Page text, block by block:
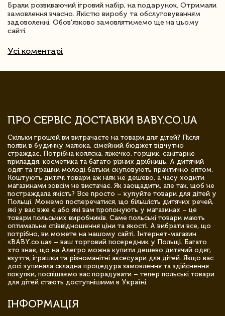
Брали розвиваючий ігровий набір, на подарунок. Отримали
замовлення вчасно. Якістю виробу та обслуговуванням
задоволенні. Обов'язково замовлятимемо ще на цьому
сайті.
Усі коментарі
ПРО СЕРВІС ДОСТАВКИ BABY.CO.UA
Скільки грошей ви витрачаєте на товари для дітей? Після
появи в будинку малюка, сімейний бюджет відчутно
страждає. Потрібна коляска, ліжечко, горщик, санітарне
приладдя, косметика та багато різних дрібниць. А дитячий
одяг та іграшки молоді батьки скуповують практично оптом.
Коштують дитячі товари аж ніяк не дешево, а часу ходити
магазинами зовсім не вистачає. Як заощадити, але так, щоб не
постраждала якість? Все просто – купуйте товари для дітей у
Польщі. Можемо посперечатися, що більшість дитячих речей,
які у вас вже є або які вам пропонують у магазинах – це
товари польських виробників. Саме польські товари мають
оптимальне співвідношення ціни та якості. А вибрати все, що
потрібно, ви можете на нашому сайті. Інтернет-магазин
«BABY.co.ua» – ваш торговий посередник у Польщі. Багато
хто знає, що на Алегро можна купити дешево дитячий одяг,
взуття, іграшки та різноманітні аксесуари для дітей. Якщо вас
досі зупиняла складна процедура замовлення та здійснення
покупки, поспішаємо вас порадувати – тепер польські товари
для дітей стають доступнішими в Україні.
ІНФОРМАЦІЯ